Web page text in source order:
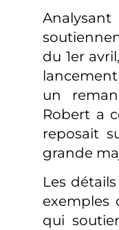
du 1er
un
Robert a
reposait
grande
Les
exemples
qui